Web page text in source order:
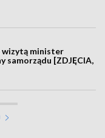
wizytą minister
samorządu [ZDJĘCIA,